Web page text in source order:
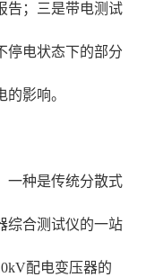
告；三是带电测试
停电状态下的部分
影响。
一种是传统分散式
综合测试仪的一站
配电变压器的